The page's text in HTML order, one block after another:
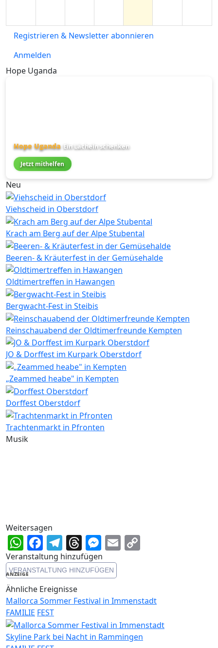
Registrieren & Newsletter abonnieren
Anmelden
Hope Uganda
Hope Uganda Ein Lächeln schenken
Jetzt mithelfen
Neu
Viehscheid in Oberstdorf
Krach am Berg auf der Alpe Stubental
Beeren- & Kräuterfest in der Gemüsehalde
Oldtimertreffen in Hawangen
Bergwacht-Fest in Steibis
Reinschauabend der Oldtimerfreunde Kempten
JO & Dorffest im Kurpark Oberstdorf
„Zeammed heabe" in Kempten
Dorffest Oberstdorf
Trachtenmarkt in Pfronten
Musik
Weitersagen
WhatsApp
Facebook
Telegram
Threads
Messenger
Email
Veranstaltung hinzufügen
VERANSTALTUNG HINZUFÜGEN
ANZEIGE
Ähnliche Ereignisse
Mallorca Sommer Festival in Immenstadt
FAMILIE FEST
Skyline Park bei Nacht in Rammingen